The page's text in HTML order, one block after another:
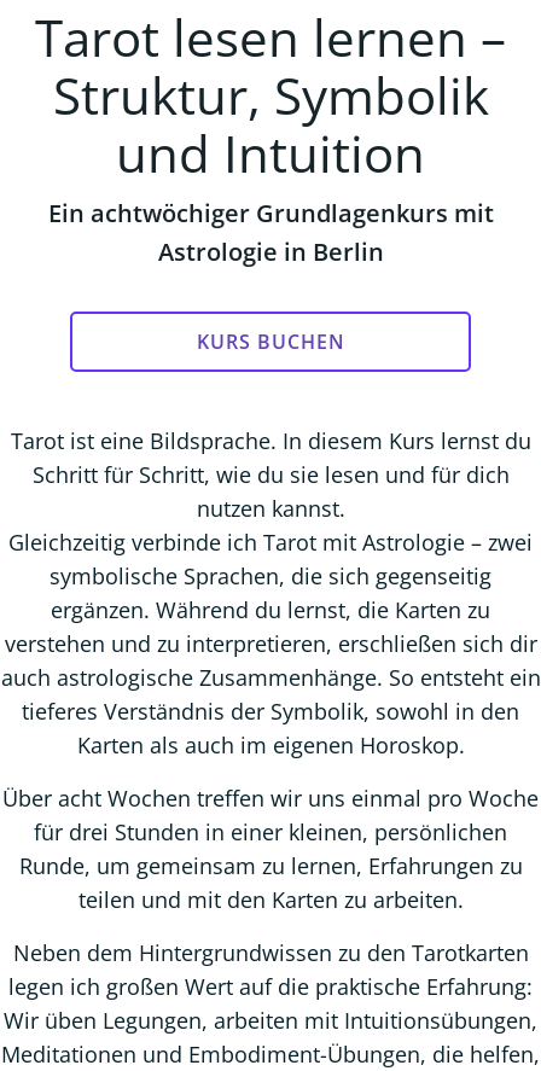
Tarot lesen lernen –
Struktur, Symbolik
und Intuition
Ein achtwöchiger Grundlagenkurs mit
Astrologie in Berlin
KURS BUCHEN
Tarot ist eine Bildsprache. In diesem Kurs lernst du
Schritt für Schritt, wie du sie lesen und für dich
nutzen kannst.
Gleichzeitig verbinde ich Tarot mit Astrologie – zwei
symbolische Sprachen, die sich gegenseitig
ergänzen. Während du lernst, die Karten zu
verstehen und zu interpretieren, erschließen sich dir
auch astrologische Zusammenhänge. So entsteht ein
tieferes Verständnis der Symbolik, sowohl in den
Karten als auch im eigenen Horoskop.
Über acht Wochen treffen wir uns einmal pro Woche
für drei Stunden in einer kleinen, persönlichen
Runde, um gemeinsam zu lernen, Erfahrungen zu
teilen und mit den Karten zu arbeiten.
Neben dem Hintergrundwissen zu den Tarotkarten
legen ich großen Wert auf die praktische Erfahrung:
Wir üben Legungen, arbeiten mit Intuitionsübungen,
Meditationen und Embodiment-Übungen, die helfen,